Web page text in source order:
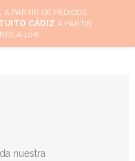
nuestra
A PARTIR DE PEDIDOS
CÁDIZ A PARTIR
A 10€